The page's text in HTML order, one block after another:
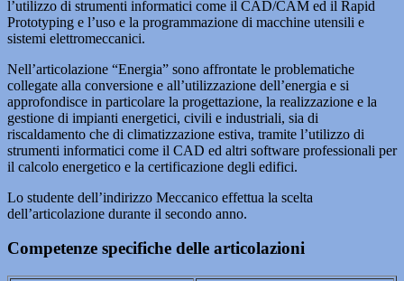
l’utilizzo di strumenti informatici come il CAD/CAM ed il Rapid
Prototyping e l’uso e la programmazione di macchine utensili e
sistemi elettromeccanici.
Nell’articolazione “Energia” sono affrontate le problematiche
collegate alla conversione e all’utilizzazione dell’energia e si
approfondisce in particolare la progettazione, la realizzazione e la
gestione di impianti energetici, civili e industriali, sia di
riscaldamento che di climatizzazione estiva, tramite l’utilizzo di
strumenti informatici come il CAD ed altri software professionali per
il calcolo energetico e la certificazione degli edifici.
Lo studente dell’indirizzo Meccanico effettua la scelta
dell’articolazione durante il secondo anno.
Competenze specifiche delle articolazioni